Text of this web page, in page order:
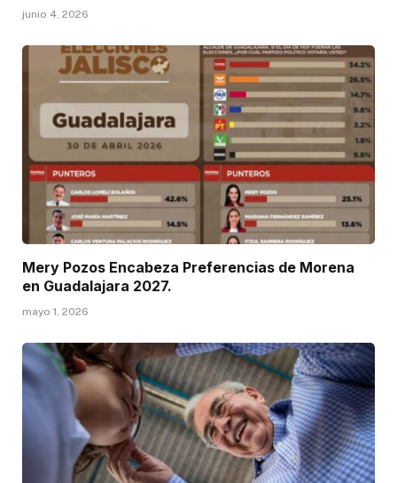
junio 4, 2026
Mery Pozos Encabeza Preferencias de Morena
en Guadalajara 2027.
mayo 1, 2026